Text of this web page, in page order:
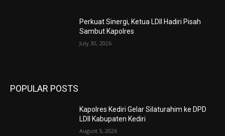
Perkuat Sinergi, Ketua LDII Hadiri Pisah
Sambut Kapolres
July 30, 2026
POPULAR POSTS
Kapolres Kediri Gelar Silaturahim ke DPD
LDII Kabupaten Kediri
August 5, 2026